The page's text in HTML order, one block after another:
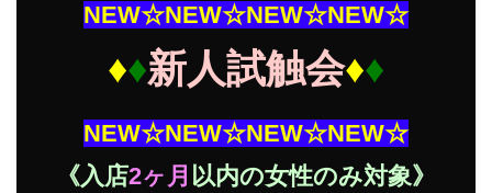
NEW☆NEW☆NEW☆NEW☆
♦♦新人試触会♦♦
NEW☆NEW☆NEW☆NEW☆
《入店2ヶ月 以内の女性のみ対象》